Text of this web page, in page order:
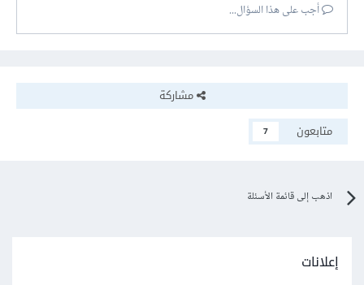
أجب على هذا السؤال...
مشاركة
متابعون
7
اذهب إلى قائمة الأسئلة
إعلانات